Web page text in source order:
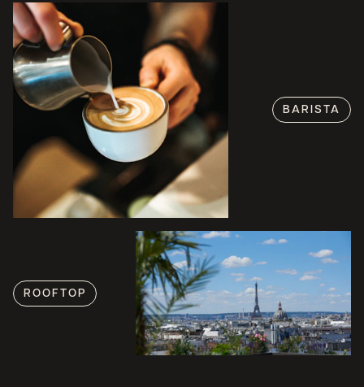
BARISTA
ROOFTOP